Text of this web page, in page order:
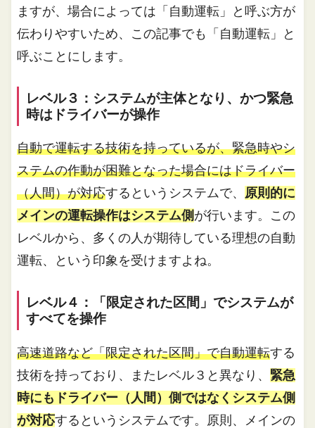
ますが、場合によっては「自動運転」と呼ぶ方が
伝わりやすいため、この記事でも「自動運転」と
呼ぶことにします。
レベル３：システムが主体となり、かつ緊急
時はドライバーが操作
自動で運転する技術を持っているが、緊急時やシ
ステムの作動が困難となった場合にはドライバー
（人間）が対応するというシステムで、 原則的に
メインの運転操作はシステム側 が行います。この
レベルから、多くの人が期待している理想の自動
運転、という印象を受けますよね。
レベル４：「限定された区間」でシステムが
すべてを操作
高速道路など「限定された区間」で自動運転する
技術を持っており、またレベル３と異なり、 緊急
時にもドライバー（人間）側ではなくシステム側
が対応するというシステムです。原則、メインの